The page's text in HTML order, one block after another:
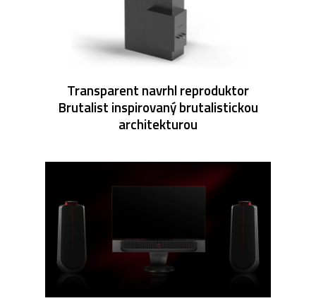
Transparent navrhl reproduktor
Brutalist inspirovaný brutalistickou
architekturou